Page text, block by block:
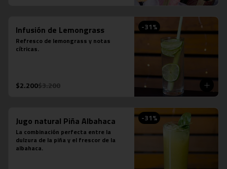
-31%
Infusión de Lemongrass
Refresco de lemongrass y notas
cítricas.
$2.200$3.200
-31%
Jugo natural Piña Albahaca
La combinación perfecta entre la
dulzura de la piña y el frescor de la
albahaca.